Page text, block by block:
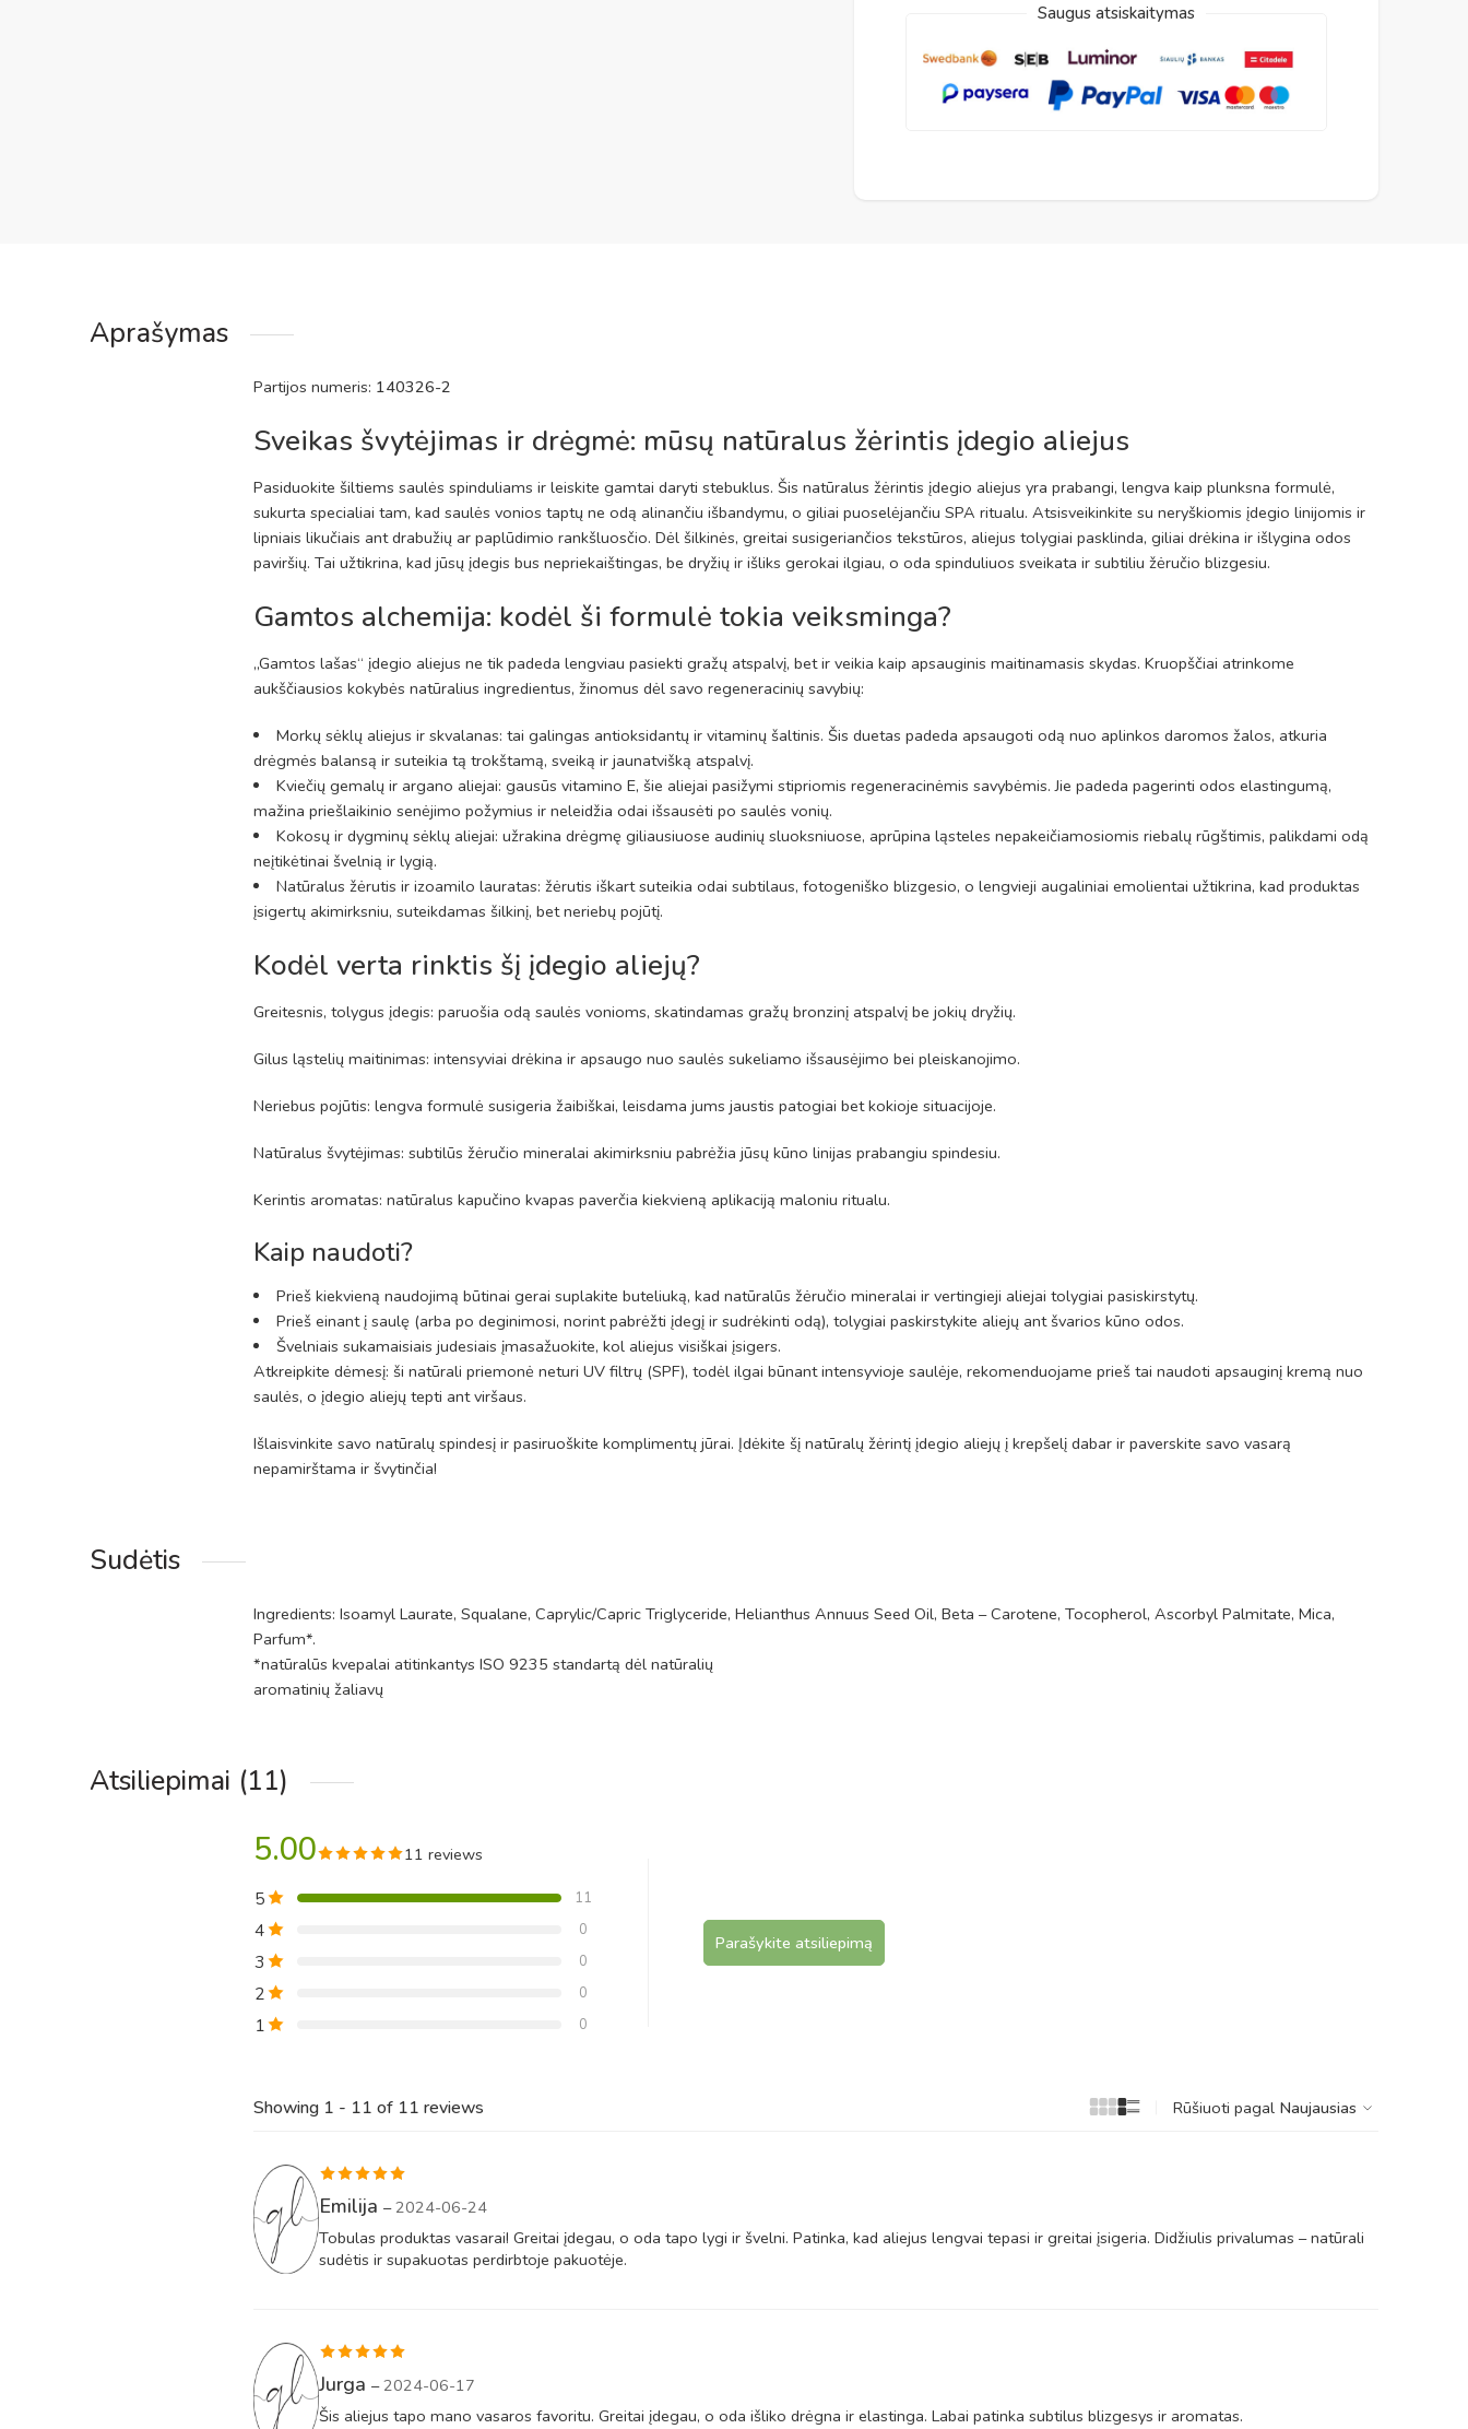
Saugus atsiskaitymas
Aprašymas
Partijos numeris: 140326-2
Sveikas švytėjimas ir drėgmė: mūsų natūralus žėrintis įdegio aliejus
Pasiduokite šiltiems saulės spinduliams ir leiskite gamtai daryti stebuklus. Šis natūralus žėrintis įdegio aliejus yra prabangi, lengva kaip plunksna formulė,
sukurta specialiai tam, kad saulės vonios taptų ne odą alinančiu išbandymu, o giliai puoselėjančiu SPA ritualu. Atsisveikinkite su neryškiomis įdegio linijomis ir
lipniais likučiais ant drabužių ar paplūdimio rankšluosčio. Dėl šilkinės, greitai susigeriančios tekstūros, aliejus tolygiai pasklinda, giliai drėkina ir išlygina odos
paviršių. Tai užtikrina, kad jūsų įdegis bus nepriekaištingas, be dryžių ir išliks gerokai ilgiau, o oda spinduliuos sveikata ir subtiliu žėručio blizgesiu.
Gamtos alchemija: kodėl ši formulė tokia veiksminga?
„Gamtos lašas“ įdegio aliejus ne tik padeda lengviau pasiekti gražų atspalvį, bet ir veikia kaip apsauginis maitinamasis skydas. Kruopščiai atrinkome
aukščiausios kokybės natūralius ingredientus, žinomus dėl savo regeneracinių savybių:
Morkų sėklų aliejus ir skvalanas: tai galingas antioksidantų ir vitaminų šaltinis. Šis duetas padeda apsaugoti odą nuo aplinkos daromos žalos, atkuria
drėgmės balansą ir suteikia tą trokštamą, sveiką ir jaunatvišką atspalvį.
Kviečių gemalų ir argano aliejai: gausūs vitamino E, šie aliejai pasižymi stipriomis regeneracinėmis savybėmis. Jie padeda pagerinti odos elastingumą,
mažina priešlaikinio senėjimo požymius ir neleidžia odai išsausėti po saulės vonių.
Kokosų ir dygminų sėklų aliejai: užrakina drėgmę giliausiuose audinių sluoksniuose, aprūpina ląsteles nepakeičiamosiomis riebalų rūgštimis, palikdami odą
neįtikėtinai švelnią ir lygią.
Natūralus žėrutis ir izoamilo lauratas: žėrutis iškart suteikia odai subtilaus, fotogeniško blizgesio, o lengvieji augaliniai emolientai užtikrina, kad produktas
įsigertų akimirksniu, suteikdamas šilkinį, bet neriebų pojūtį.
Kodėl verta rinktis šį įdegio aliejų?
Greitesnis, tolygus įdegis: paruošia odą saulės vonioms, skatindamas gražų bronzinį atspalvį be jokių dryžių.
Gilus ląstelių maitinimas: intensyviai drėkina ir apsaugo nuo saulės sukeliamo išsausėjimo bei pleiskanojimo.
Neriebus pojūtis: lengva formulė susigeria žaibiškai, leisdama jums jaustis patogiai bet kokioje situacijoje.
Natūralus švytėjimas: subtilūs žėručio mineralai akimirksniu pabrėžia jūsų kūno linijas prabangiu spindesiu.
Kerintis aromatas: natūralus kapučino kvapas paverčia kiekvieną aplikaciją maloniu ritualu.
Kaip naudoti?
Prieš kiekvieną naudojimą būtinai gerai suplakite buteliuką, kad natūralūs žėručio mineralai ir vertingieji aliejai tolygiai pasiskirstytų.
Prieš einant į saulę (arba po deginimosi, norint pabrėžti įdegį ir sudrėkinti odą), tolygiai paskirstykite aliejų ant švarios kūno odos.
Švelniais sukamaisiais judesiais įmasažuokite, kol aliejus visiškai įsigers.
Atkreipkite dėmesį: ši natūrali priemonė neturi UV filtrų (SPF), todėl ilgai būnant intensyvioje saulėje, rekomenduojame prieš tai naudoti apsauginį kremą nuo
saulės, o įdegio aliejų tepti ant viršaus.
Išlaisvinkite savo natūralų spindesį ir pasiruoškite komplimentų jūrai. Įdėkite šį natūralų žėrintį įdegio aliejų į krepšelį dabar ir paverskite savo vasarą
nepamirštama ir švytinčia!
Sudėtis
Ingredients: Isoamyl Laurate, Squalane, Caprylic/Capric Triglyceride, Helianthus Annuus Seed Oil, Beta – Carotene, Tocopherol, Ascorbyl Palmitate, Mica,
Parfum*.
*natūralūs kvepalai atitinkantys ISO 9235 standartą dėl natūralių
aromatinių žaliavų
Atsiliepimai (11)
5.00 11 reviews
5 11
4 0
3 0
2 0
1 0
Parašykite atsiliepimą
Showing 1 - 11 of 11 reviews Rūšiuoti pagal Naujausias
Įvertinimas:
Emilija – 2024-06-24
Tobulas produktas vasarai! Greitai įdegau, o oda tapo lygi ir švelni. Patinka, kad aliejus lengvai tepasi ir greitai įsigeria. Didžiulis privalumas – natūrali
sudėtis ir supakuotas perdirbtoje pakuotėje.
Įvertinimas:
5
Jurga – 2024-06-17
Šis aliejus tapo mano vasaros favoritu. Greitai įdegau, o oda išliko drėgna ir elastinga. Labai patinka subtilus blizgesys ir aromatas.